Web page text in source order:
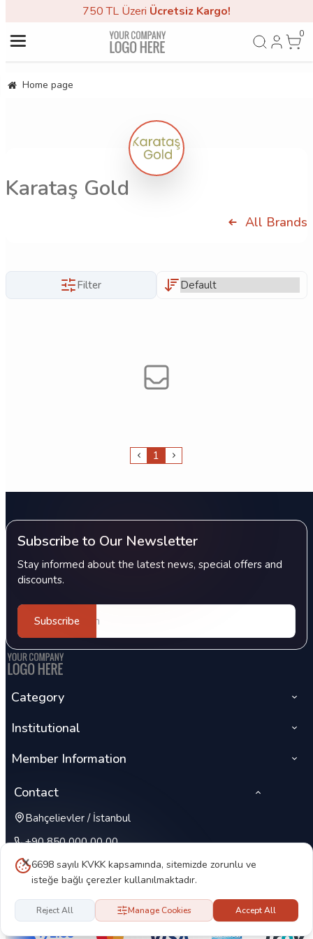
750 TL Üzeri Ücretsiz Kargo!
0
6698 sayılı KVKK kapsamında, sitemizde zorunlu ve
isteğe bağlı çerezler kullanılmaktadır.
Reject All Manage Cookies Accept All
Home page
Karataş Gold
All Brands
Filter
1
Subscribe to Our Newsletter
Stay informed about the latest news, special offers and
discounts.
Subscribe
Category
Institutional
Member Information
Contact
Bahçelievler / İstanbul
+90 850 000 00 00